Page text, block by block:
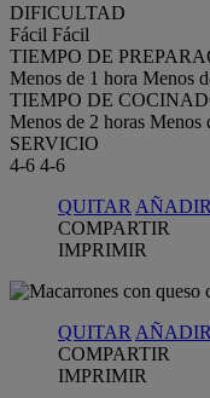
DIFICULTAD
Fácil Fácil
TIEMPO DE
Menos de 1 hora Menos
TIEMPO DE
Menos de 2 horas Menos
SERVICIO
4-6 4-6
QUITAR
COMPARTIR
IMPRIMIR
QUITAR
COMPARTIR
IMPRIMIR